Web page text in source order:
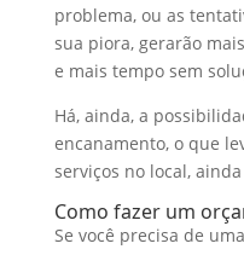
problema, ou as
sua piora, gerarão
e mais tempo sem
Há, ainda, a
encanamento, o que
serviços no local,
Como fazer um
Se você precisa de